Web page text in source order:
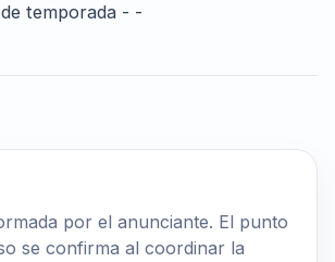
temporada - -
por el anunciante. El punto
se confirma al coordinar la